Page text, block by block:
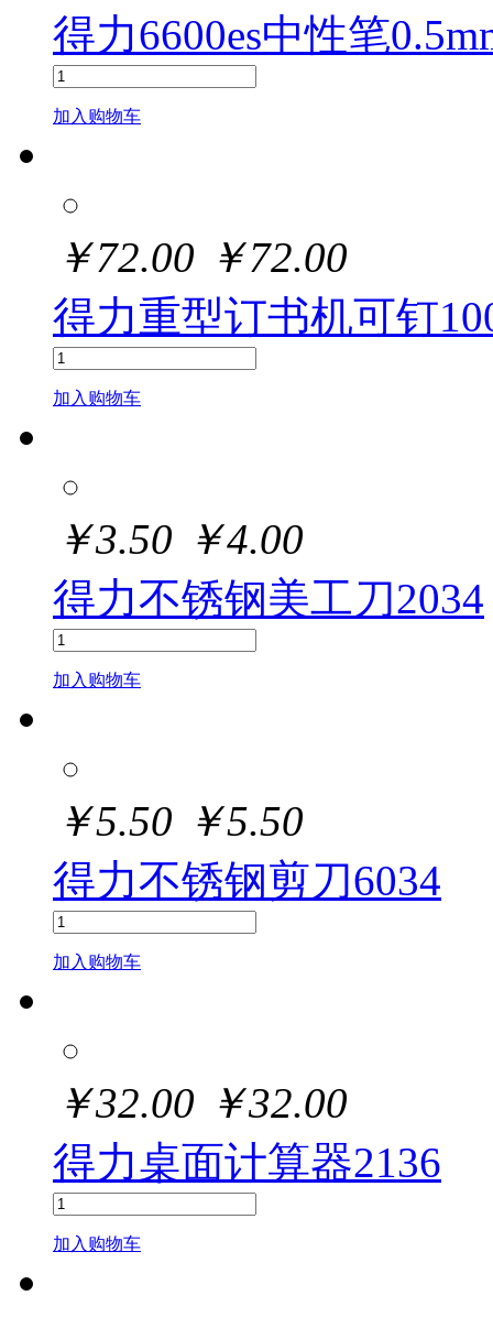
得力6600es中性笔
加入购物车
￥72.00 ￥72.00
得力重型订书机可钉
加入购物车
￥3.50 ￥4.00
得力不锈钢美工刀2034
加入购物车
￥5.50 ￥5.50
得力不锈钢剪刀6034
加入购物车
￥32.00 ￥32.00
得力桌面计算器2136
加入购物车